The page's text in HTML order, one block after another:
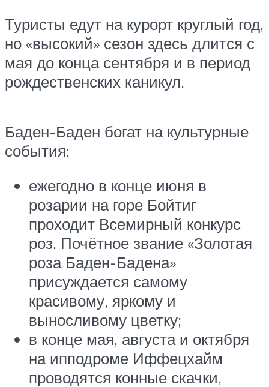
Туристы едут на курорт круглый год,
но «высокий» сезон здесь длится с
мая до конца сентября и в период
рождественских каникул.
Баден-Баден богат на культурные
события:
ежегодно в конце июня в
розарии на горе Бойтиг
проходит Всемирный конкурс
роз. Почётное звание «Золотая
роза Баден-Бадена»
присуждается самому
красивому, яркому и
выносливому цветку;
в конце мая, августа и октября
на ипподроме Иффецхайм
проводятся конные скачки,